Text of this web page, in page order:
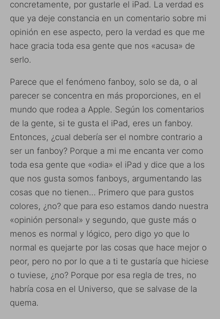
concretamente, por gustarle el iPad. La verdad es
que ya deje constancia en un comentario sobre mi
opinión en ese aspecto, pero la verdad es que me
hace gracia toda esa gente que nos «acusa» de
serlo.
Parece que el fenómeno fanboy, solo se da, o al
parecer se concentra en más proporciones, en el
mundo que rodea a Apple. Según los comentarios
de la gente, si te gusta el iPad, eres un fanboy.
Entonces, ¿cual debería ser el nombre contrario a
ser un fanboy? Porque a mi me encanta ver como
toda esa gente que «odia» el iPad y dice que a los
que nos gusta somos fanboys, argumentando las
cosas que no tienen… Primero que para gustos
colores, ¿no? que para eso estamos dando nuestra
«opinión personal» y segundo, que guste más o
menos es normal y lógico, pero digo yo que lo
normal es quejarte por las cosas que hace mejor o
peor, pero no por lo que a ti te gustaría que hiciese
o tuviese, ¿no? Porque por esa regla de tres, no
habría cosa en el Universo, que se salvase de la
quema.